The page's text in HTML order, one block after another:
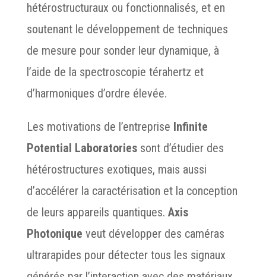
hétérostructuraux ou fonctionnalisés, et en
soutenant le développement de techniques
de mesure pour sonder leur dynamique, à
l’aide de la spectroscopie térahertz et
d’harmoniques d’ordre élevée.
Les motivations de l’entreprise Infinite
Potential Laboratoriessont d’étudier des
hétérostructures exotiques, mais aussi
d’accélérer la caractérisation et la conception
de leurs appareils quantiques. Axis
Photonique veut développer des caméras
ultrarapides pour détecter tous les signaux